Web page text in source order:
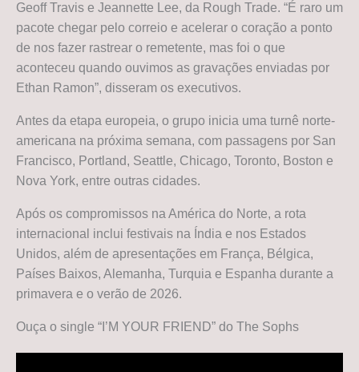
Geoff Travis e Jeannette Lee, da Rough Trade. “É raro um
pacote chegar pelo correio e acelerar o coração a ponto
de nos fazer rastrear o remetente, mas foi o que
aconteceu quando ouvimos as gravações enviadas por
Ethan Ramon”, disseram os executivos.
Antes da etapa europeia, o grupo inicia uma turnê norte-
americana na próxima semana, com passagens por San
Francisco, Portland, Seattle, Chicago, Toronto, Boston e
Nova York, entre outras cidades.
Após os compromissos na América do Norte, a rota
internacional inclui festivais na Índia e nos Estados
Unidos, além de apresentações em França, Bélgica,
Países Baixos, Alemanha, Turquia e Espanha durante a
primavera e o verão de 2026.
Ouça o single “I’M YOUR FRIEND” do The Sophs